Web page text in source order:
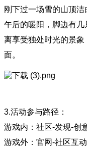
刚下过一场雪的山顶
午后的暖阳，脚边有
离享受独处时光的景
面。
3.活动参与路径：
游戏内：社区-发现-创
游戏外：官网-社区互